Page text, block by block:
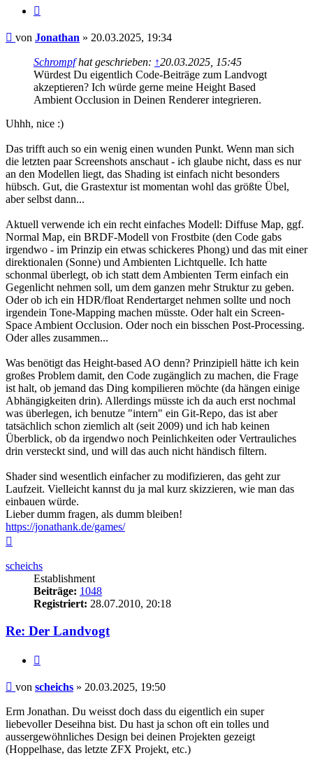
Beitrag
von Jonathan » 20.03.2025, 19:34
Schrompfhat geschrieben: ↑20.03.2025, 15:45
Würdest Du eigentlich Code-Beiträge zum Landvogt
akzeptieren? Ich würde gerne meine Height Based
Ambient Occlusion in Deinen Renderer integrieren.
Uhhh, nice :)
Das trifft auch so ein wenig einen wunden Punkt. Wenn man sich
die letzten paar Screenshots anschaut - ich glaube nicht, dass es nur
an den Modellen liegt, das Shading ist einfach nicht besonders
hübsch. Gut, die Grastextur ist momentan wohl das größte Übel,
aber selbst dann...
Aktuell verwende ich ein recht einfaches Modell: Diffuse Map, ggf.
Normal Map, ein BRDF-Modell von Frostbite (den Code gabs
irgendwo - im Prinzip ein etwas schickeres Phong) und das mit einer
direktionalen (Sonne) und Ambienten Lichtquelle. Ich hatte
schonmal überlegt, ob ich statt dem Ambienten Term einfach ein
Gegenlicht nehmen soll, um dem ganzen mehr Struktur zu geben.
Oder ob ich ein HDR/float Rendertarget nehmen sollte und noch
irgendein Tone-Mapping machen müsste. Oder halt ein Screen-
Space Ambient Occlusion. Oder noch ein bisschen Post-Processing.
Oder alles zusammen...
Was benötigt das Height-based AO denn? Prinzipiell hätte ich kein
großes Problem damit, den Code zugänglich zu machen, die Frage
ist halt, ob jemand das Ding kompilieren möchte (da hängen einige
Abhängigkeiten drin). Allerdings müsste ich da auch erst nochmal
was überlegen, ich benutze "intern" ein Git-Repo, das ist aber
tatsächlich schon ziemlich alt (seit 2009) und ich hab keinen
Überblick, ob da irgendwo noch Peinlichkeiten oder Vertrauliches
drin versteckt sind, und will das auch nicht händisch filtern.
Shader sind wesentlich einfacher zu modifizieren, das geht zur
Laufzeit. Vielleicht kannst du ja mal kurz skizzieren, wie man das
einbauen würde.
Lieber dumm fragen, als dumm bleiben!
https://jonathank.de/games/
scheichs
Establishment
Beiträge: 1048
Registriert: 28.07.2010, 20:18
Re: Der Landvogt
Beitrag
von scheichs » 20.03.2025, 19:50
Erm Jonathan. Du weisst doch dass du eigentlich ein super
liebevoller Deseihna bist. Du hast ja schon oft ein tolles und
aussergewöhnliches Design bei deinen Projekten gezeigt
(Hoppelhase, das letzte ZFX Projekt, etc.)